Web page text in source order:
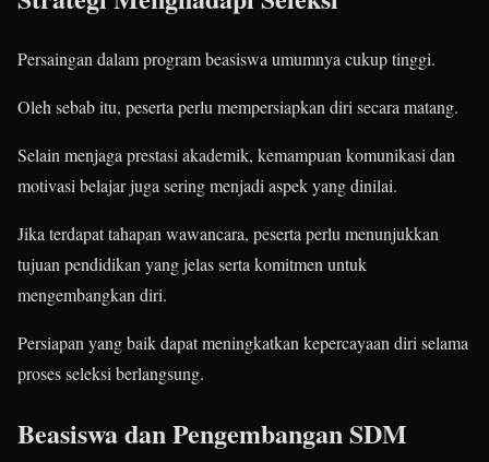
Persaingan dalam program beasiswa umumnya cukup tinggi.
Oleh sebab itu, peserta perlu mempersiapkan diri secara matang.
Selain menjaga prestasi akademik, kemampuan komunikasi dan
motivasi belajar juga sering menjadi aspek yang dinilai.
Jika terdapat tahapan wawancara, peserta perlu menunjukkan
tujuan pendidikan yang jelas serta komitmen untuk
mengembangkan diri.
Persiapan yang baik dapat meningkatkan kepercayaan diri selama
proses seleksi berlangsung.
Beasiswa dan Pengembangan SDM